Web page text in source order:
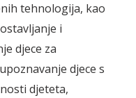
tehnologija, kao
i
djece za
djece s
djeteta,